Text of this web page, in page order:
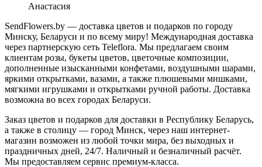
Анастасия
SendFlowers.by — доставка цветов и подарков по городу
Минску, Беларуси и по всему миру! Международная доставка
через партнерскую сеть Teleflora. Мы предлагаем своим
клиентам розы, букеты цветов, цветочные композиции,
дополненные изысканными конфетами, воздушными шарами,
яркими открытками, вазами, а также плюшевыми мишками,
мягкими игрушками и открытками ручной работы. Доставка
возможна во всех городах Беларуси.
Заказ цветов и подарков для доставки в Республику Беларусь,
а также в столицу — город Минск, через наш интернет-
магазин возможен из любой точки мира, без выходных и
праздничных дней, 24/7. Наличный и безналичный расчёт.
Мы предоставляем сервис премиум-класса.